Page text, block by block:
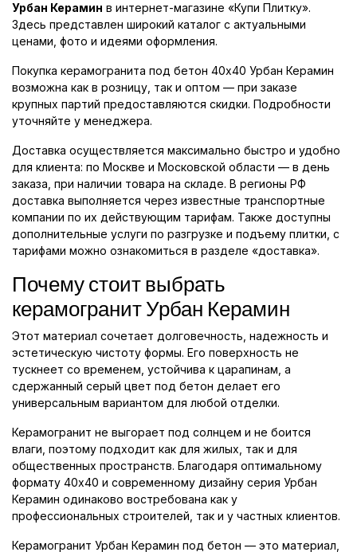
Урбан Керамин в интернет-магазине «Купи Плитку».
Здесь представлен широкий каталог с актуальными
ценами, фото и идеями оформления.
Покупка керамогранита под бетон 40x40 Урбан Керамин
возможна как в розницу, так и оптом — при заказе
крупных партий предоставляются скидки. Подробности
уточняйте у менеджера.
Доставка осуществляется максимально быстро и удобно
для клиента: по Москве и Московской области — в день
заказа, при наличии товара на складе. В регионы РФ
доставка выполняется через известные транспортные
компании по их действующим тарифам. Также доступны
дополнительные услуги по разгрузке и подъему плитки, с
тарифами можно ознакомиться в разделе «доставка».
Почему стоит выбрать
керамогранит Урбан Керамин
Этот материал сочетает долговечность, надежность и
эстетическую чистоту формы. Его поверхность не
тускнеет со временем, устойчива к царапинам, а
сдержанный серый цвет под бетон делает его
универсальным вариантом для любой отделки.
Керамогранит не выгорает под солнцем и не боится
влаги, поэтому подходит как для жилых, так и для
общественных пространств. Благодаря оптимальному
формату 40x40 и современному дизайну серия Урбан
Керамин одинаково востребована как у
профессиональных строителей, так и у частных клиентов.
Керамогранит Урбан Керамин под бетон — это материал,